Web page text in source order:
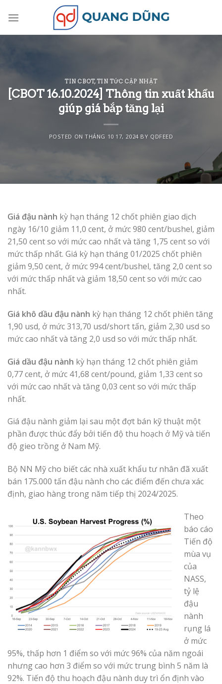
TIN CBOT, TIN TỨC CẬP NHẬT
[CBOT 16.10.2024] Thông tin xuất khẩu
giúp giá bắp tăng lại
POSTED ONTHÁNG 10 17, 2024BY QDFEED
Giá đậu nành kỳ hạn tháng 12 chốt phiên giao dịch
ngày 16/10 giảm 11,0 cent, ở mức 980 cent/bushel, giảm
21,50 cent so với mức cao nhất và tăng 1,75 cent so với
mức thấp nhất. Giá kỳ hạn tháng 01/2025 chốt phiên
giảm 9,50 cent, ở mức 994 cent/bushel, tăng 2,0 cent so
với mức thấp nhất và giảm 18,50 cent so với mức cao
nhất.
Giá khô dầu đậu nành kỳ hạn tháng 12 chốt phiên tăng
1,90 usd, ở mức 313,70 usd/short tấn, giảm 2,30 usd so
mức cao nhất và tăng 2,0 usd so với mức thấp nhất.
Giá dầu đậu nành kỳ hạn tháng 12 chốt phiên giảm
0,77 cent, ở mức 41,68 cent/pound, giảm 1,33 cent so
với mức cao nhất và tăng 0,03 cent so với mức thấp
nhất.
Giá đậu nành giảm lại sau một đợt bán kỹ thuật một
phần được thúc đẩy bởi tiến độ thu hoạch ở Mỹ và tiến
độ gieo trồng ở Nam Mỹ.
Bộ NN Mỹ cho biết các nhà xuất khẩu tư nhân đã xuất
bán 175.000 tấn đậu nành cho các điểm đến chưa xác
định, giao hàng trong năm tiếp thị 2024/2025.
Theo
báo cáo
Tiến độ
mùa vụ
của
NASS,
tỷ lệ
đậu
nành
rụng lá
ở mức
95%, thấp hơn 1 điểm so với mức 96% của năm ngoái
nhưng cao hơn 3 điểm so với mức trung bình 5 năm là
92%. Tiến độ thu hoạch đậu nành duy trì ổn định vào